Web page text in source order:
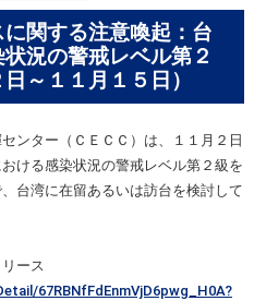
関する注意喚起：台
況の警戒レベル第２
～１１月１５日）
ンター（ＣＥＣＣ）は、１１月２日
ける感染状況の警戒レベル第２級を
台湾に在留あるいは訪台を検討して
ース
67RBNfFdEnmVjD6pwg_H0A?